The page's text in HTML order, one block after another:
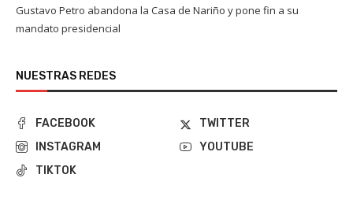
Gustavo Petro abandona la Casa de Nariño y pone fin a su
mandato presidencial
NUESTRAS REDES
FACEBOOK
TWITTER
INSTAGRAM
YOUTUBE
TIKTOK